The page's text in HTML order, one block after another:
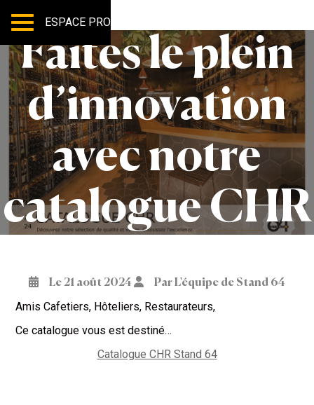
ESPACE PRO
Faites le plein
d’innovation
avec notre
catalogue CHR
Le 21 août 2024 Par L'équipe de Stand 64
Amis Cafetiers, Hôteliers, Restaurateurs,
Ce catalogue vous est destiné…
Catalogue CHR Stand 64